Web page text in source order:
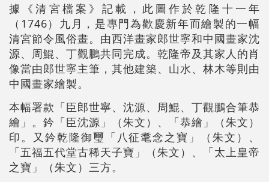
據《清宮檔案》記載，此圖作於乾隆十一年
（1746）九月，是專門為歡慶新年而繪製的一幅
清宮節令風俗畫。由西洋畫家郎世寧和中國畫家沈
源、周鯤、丁觀鵬共同完成。乾隆帝及其家人的肖
像當由郎世寧主筆，其他建築、山水、林木等則由
中國畫家繪製。
本幅署款「臣郎世寧、沈源、周鯤、丁觀鵬合筆恭
繪」。鈐「臣沈源」（朱文）、「恭繪」（朱文）
印。又鈐乾隆御璽「八征耄念之寶」（朱文）、
「五福五代堂古稀天子寶」（朱文）、「太上皇帝
之寶」（朱文）三方。